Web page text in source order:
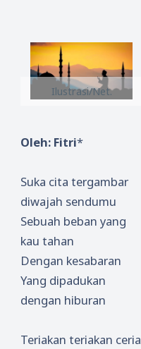
Ilustrasi/Net.
Oleh: Fitri*
Suka cita tergambar
diwajah sendumu
Sebuah beban yang
kau tahan
Dengan kesabaran
Yang dipadukan
dengan hiburan
Teriakan teriakan ceria